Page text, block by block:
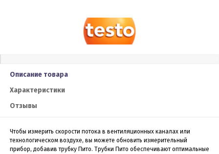
Описание товара
Характеристики
Отзывы
Чтобы измерить скорости потока в вентиляционных каналах или
технологическом воздухе, вы можете обновить измерительный
прибор, добавив трубку Пито. Трубки Пито обеспечивают оптимальные